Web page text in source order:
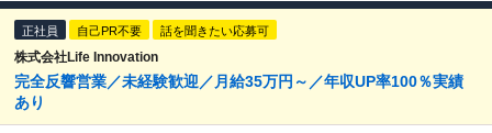
正社員 自己PR不要 話を聞きたい応募可
株式会社Life Innovation
完全反響営業／未経験歓迎／月給35万円～／年収UP率100％実績
あり